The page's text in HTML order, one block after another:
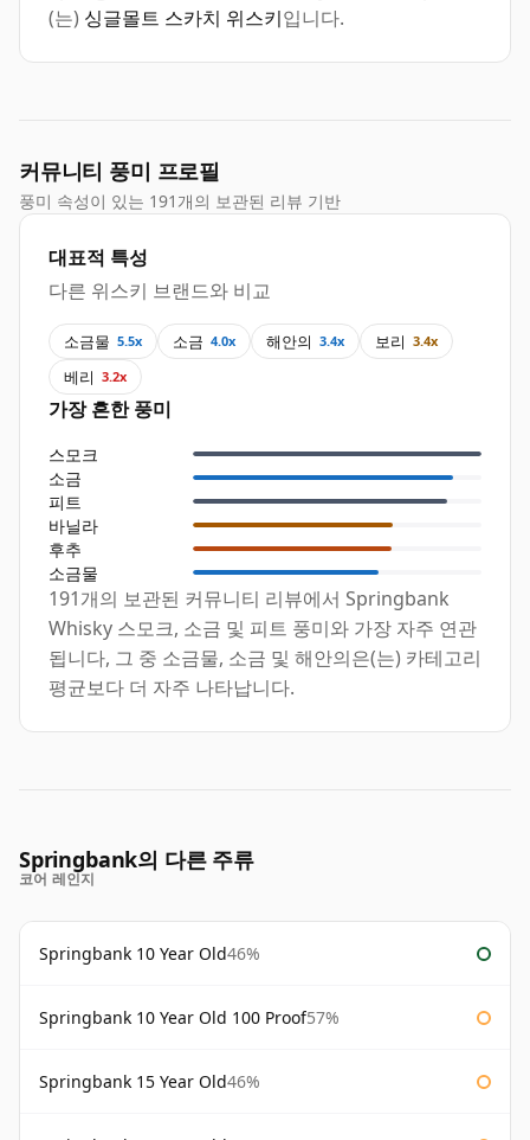
(는) 싱글몰트 스카치 위스키입니다.
커뮤니티 풍미 프로필
풍미 속성이 있는 191개의 보관된 리뷰 기반
대표적 특성
다른 위스키 브랜드와 비교
소금물 5.5x 소금 4.0x 해안의 3.4x 보리 3.4x
베리 3.2x
가장 흔한 풍미
스모크
소금
피트
바닐라
후추
소금물
191개의 보관된 커뮤니티 리뷰에서 Springbank
Whisky 스모크, 소금 및 피트 풍미와 가장 자주 연관
됩니다, 그 중 소금물, 소금 및 해안의은(는) 카테고리
평균보다 더 자주 나타납니다.
Springbank의 다른 주류
코어 레인지
Springbank 10 Year Old46%
Springbank 10 Year Old 100 Proof57%
Springbank 15 Year Old46%